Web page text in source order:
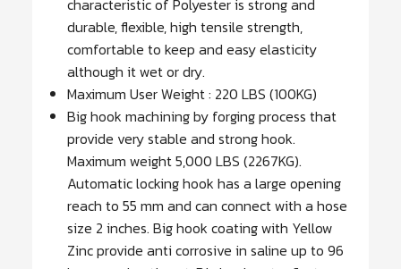
durable, flexible, high tensile strength,
comfortable to keep and easy elasticity
although it wet or dry.
Maximum User Weight : 220 LBS (100KG)
Big hook machining by forging process that
provide very stable and strong hook.
Maximum weight 5,000 LBS (2267KG).
Automatic locking hook has a large opening
reach to 55 mm and can connect with a hose
size 2 inches. Big hook coating with Yellow
Zinc provide anti corrosive in saline up to 96